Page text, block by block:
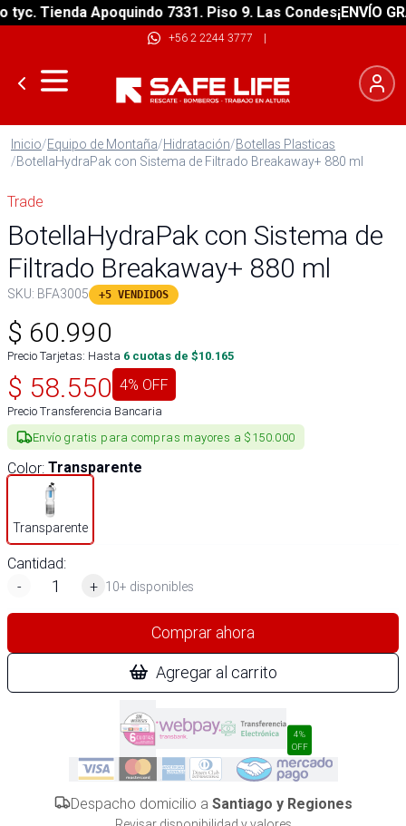
Tienda Apoquindo 7331. Piso 9. Las Condes¡ENVÍO
+56 2 2244 3777 |
Inicio/Equipo de Montaña/Hidratación/Botellas Plasticas
/BotellaHydraPak con Sistema de Filtrado Breakaway+ 880 ml
Trade
BotellaHydraPak con Sistema de
Filtrado Breakaway+ 880 ml
SKU: BFA3005 +5 VENDIDOS
$ 60.990
Precio Tarjetas: Hasta 6 cuotas de $10.165
$ 58.550 4% OFF
Precio Transferencia Bancaria
Envío gratis para compras mayores a $150.000
Color: Transparente
Transparente
Cantidad:
-
+ 10+ disponibles
Comprar ahora
Agregar al carrito
4%
OFF
Despacho domicilio a Santiago y Regiones